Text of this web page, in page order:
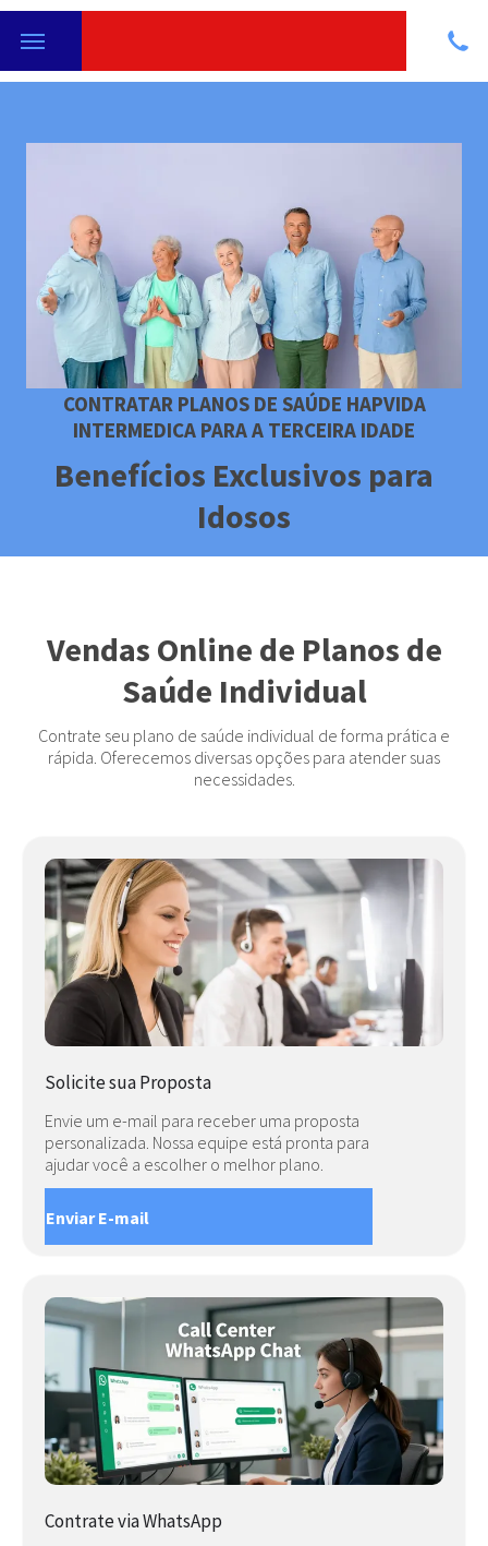
CONTRATAR PLANOS DE SAÚDE HAPVIDA
INTERMEDICA PARA A TERCEIRA IDADE
Benefícios Exclusivos para
Idosos
Vendas Online de Planos de
Saúde Individual
Contrate seu plano de saúde individual de forma prática e
rápida. Oferecemos diversas opções para atender suas
necessidades.
Solicite sua Proposta
Envie um e-mail para receber uma proposta
personalizada. Nossa equipe está pronta para
ajudar você a escolher o melhor plano.
Enviar E-mail
Contrate via WhatsApp